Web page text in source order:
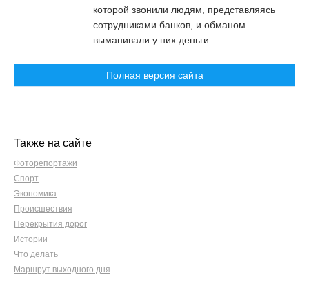
которой звонили людям, представляясь
сотрудниками банков, и обманом
выманивали у них деньги.
Полная версия сайта
Также на сайте
Фоторепортажи
Спорт
Экономика
Происшествия
Перекрытия дорог
Истории
Что делать
Маршрут выходного дня